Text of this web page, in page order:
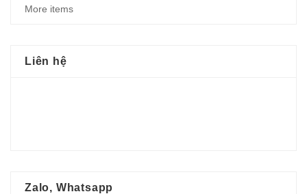
More items
Liên hệ
Zalo, Whatsapp